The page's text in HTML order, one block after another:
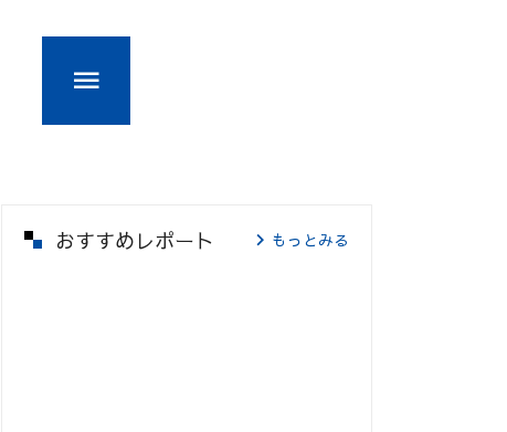
おすすめレポート もっとみる